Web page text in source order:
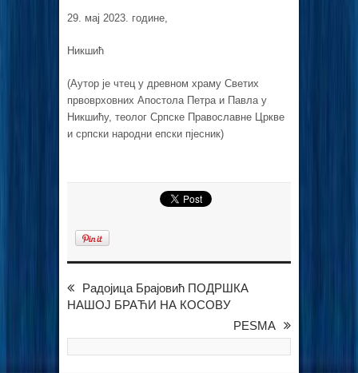
29. мај 2023. године,
Никшић
(Аутор је чтец у древном храму Светих
првоврховних Апостола Петра и Павла у
Никшићу, теолог Српске Православне Цркве
и српски народни епски пјесник)
Радојица Брајовић ПОДРШКА
НАШОЈ БРАЋИ НА КОСОВУ
PESMA